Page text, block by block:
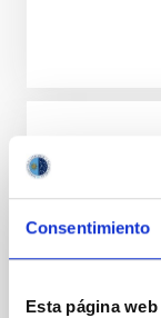
Consentimiento
Esta página
que